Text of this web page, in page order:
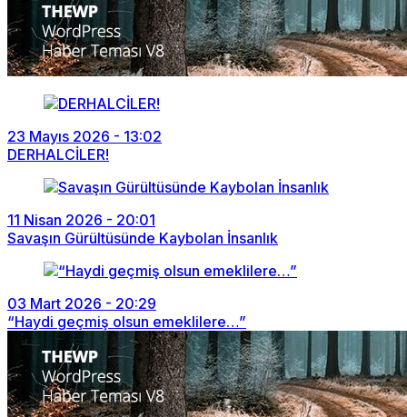
23 Mayıs 2026 - 13:02
DERHALCİLER!
11 Nisan 2026 - 20:01
Savaşın Gürültüsünde Kaybolan İnsanlık
03 Mart 2026 - 20:29
“Haydi geçmiş olsun emeklilere…”